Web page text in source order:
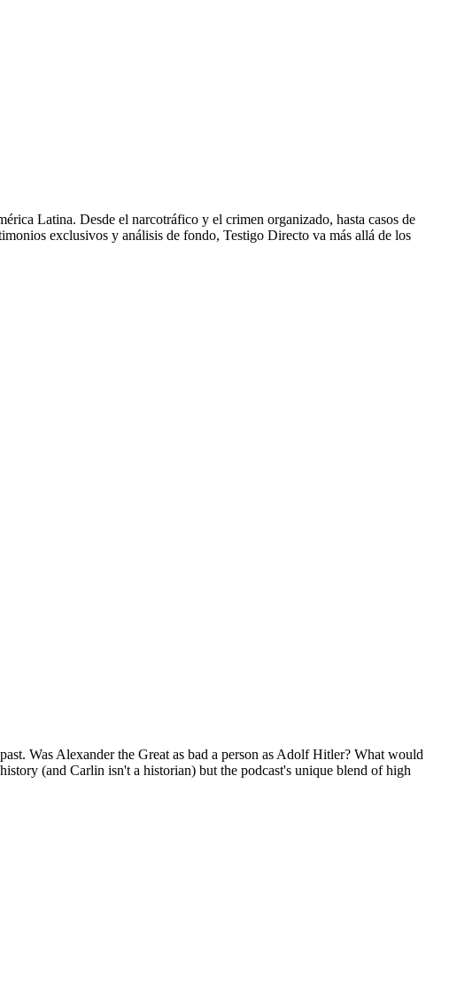
Latina. Desde el narcotráfico y el crimen organizado, hasta casos de
exclusivos y análisis de fondo, Testigo Directo va más allá de los
Was Alexander the Great as bad a person as Adolf Hitler? What would
(and Carlin isn't a historian) but the podcast's unique blend of high